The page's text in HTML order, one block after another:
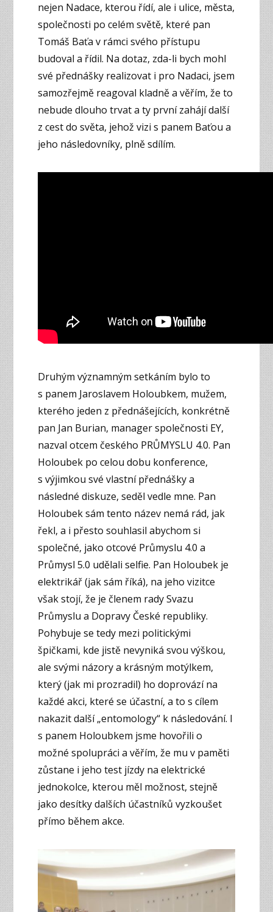
nejen Nadace, kterou řídí, ale i ulice, města,
společnosti po celém světě, které pan
Tomáš Baťa v rámci svého přístupu
budoval a řídil. Na dotaz, zda-li bych mohl
své přednášky realizovat i pro Nadaci, jsem
samozřejmě reagoval kladně a věřím, že to
nebude dlouho trvat a ty první zahájí další
z cest do světa, jehož vizi s panem Baťou a
jeho následovníky, plně sdílím.
Druhým významným setkáním bylo to
s panem Jaroslavem Holoubkem, mužem,
kterého jeden z přednášejících, konkrétně
pan Jan Burian, manager společnosti EY,
nazval otcem českého PRŮMYSLU 4.0. Pan
Holoubek po celou dobu konference,
s výjimkou své vlastní přednášky a
následné diskuze, seděl vedle mne. Pan
Holoubek sám tento název nemá rád, jak
řekl, a i přesto souhlasil abychom si
společné, jako otcové Průmyslu 4.0 a
Průmysl 5.0 udělali selfie. Pan Holoubek je
elektrikář (jak sám říká), na jeho vizitce
však stojí, že je členem rady Svazu
Průmyslu a Dopravy České republiky.
Pohybuje se tedy mezi politickými
špičkami, kde jistě nevyniká svou výškou,
ale svými názory a krásným motýlkem,
který (jak mi prozradil) ho doprovází na
každé akci, které se účastní, a to s cílem
nakazit další „entomology“ k následování. I
s panem Holoubkem jsme hovořili o
možné spolupráci a věřím, že mu v paměti
zůstane i jeho test jízdy na elektrické
jednokolce, kterou měl možnost, stejně
jako desítky dalších účastníků vyzkoušet
přímo během akce.